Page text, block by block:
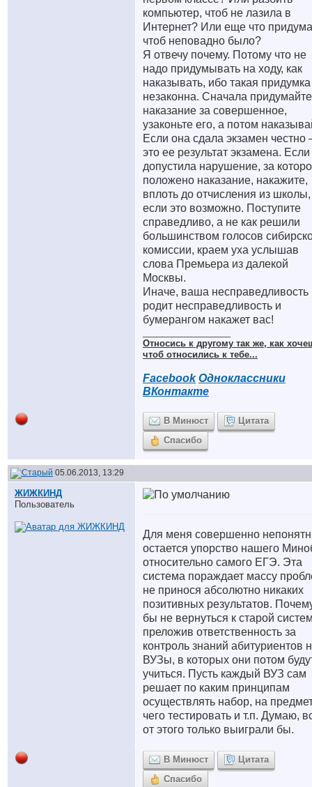
компьютер, чтоб не лазила в
Интернет? Или еще что
чтоб неповадно было?
Я отвечу почему. Потому что не
надо придумывать на ходу, как
наказывать, ибо такая
незаконна. Сначала придумайте
наказание за совершенное,
узаконьте его, а потом
Если она сдала экзамен честно
это ее результат экзамена.
допустила нарушение, за
положено наказание, накажите,
вплоть до отчисления из школы,
если это возможно. Поступите
справедливо, а не как решили
большинством голосов
комиссии, краем уха услышав
слова Премьера из далекой
Москвы.
Иначе, ваша несправедливость
родит несправедливость и
бумерангом накажет вас!
Относись к другому так же, как
чтоб относились к тебе...
Facebook Одноклассники
ВКонтакте
В Минюст
Цитата
Спасибо
05.06.2013, 13:29
ЖИЖКИНД
Пользователь
Для меня совершенно
остается упорство нашего
относительно самого ЕГЭ. Эта
система пораждает массу
не принося абсолютно никаких
позитивных результатов.
бы не вернуться к старой
преложив ответственность за
контроль знаний абитуриентов
ВУЗы, в которых они потом
учиться. Пусть каждый ВУЗ сам
решает по каким принципам
осуществлять набор, на
чего тестировать и т.п. Думаю,
от этого только выиграли бы.
В Минюст
Цитата
Спасибо